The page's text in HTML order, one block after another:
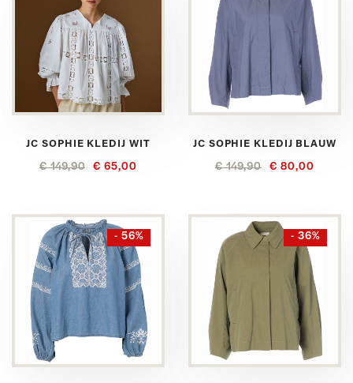
JC SOPHIE KLEDIJ WIT
€ 149,90 € 65,00
JC SOPHIE KLEDIJ BLAUW
€ 149,90 € 80,00
- 56% - 36%